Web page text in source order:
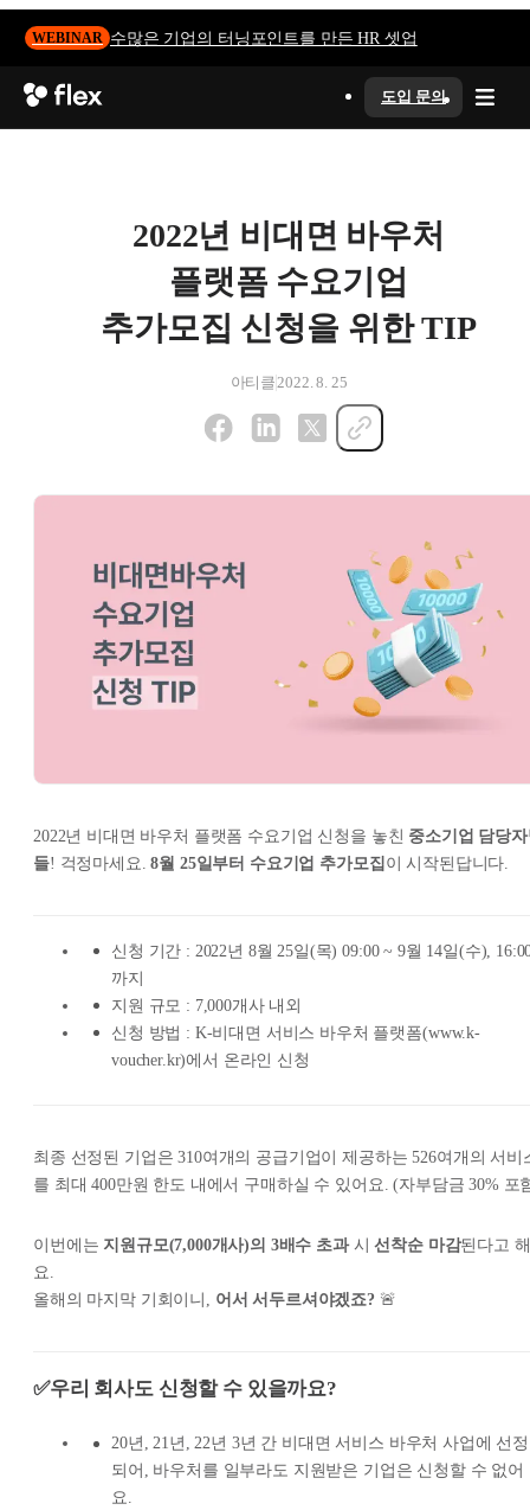
WEBINAR 수많은 기업의 터닝포인트를 만든 HR 셋업
도입 문의
2022년 비대면 바우처
플랫폼 수요기업
추가모집 신청을 위한 TIP
아티클 2022. 8. 25
2022년 비대면 바우처 플랫폼 수요기업 신청을 놓친 중소기업 담당
들! 걱정마세요.8월 25일부터 수요기업 추가모집 이 시작된답니다.
신청 기간 : 2022년 8월 25일(목) 09:00 ~ 9월 14일(수),
까지
지원 규모 : 7,000개사 내외
신청 방법 : K-비대면 서비스 바우처 플랫폼(www.k-
voucher.kr)에서 온라인 신청
최종 선정된 기업은 310여개의 공급기업이 제공하는 526여개의 서비
를 최대 400만원 한도 내에서 구매하실 수 있어요. (자부담금 30% 포
이번에는 지원규모(7,000개사)의 3배수 초과시선착순 마감된다고 해
요.
올해의 마지막 기회이니, 어서 서두르셔야겠죠? 🚨
✅우리 회사도 신청할 수 있을까요?
20년, 21년, 22년 3년 간 비대면 서비스 바우처 사업에 선정
되어, 바우처를 일부라도 지원받은 기업은 신청할 수 없어
요.